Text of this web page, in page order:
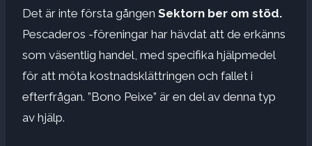
Det är inte första gången Sektorn ber om stöd.
Pescaderos -föreningar har hävdat att de erkänns
som väsentlig handel, med specifika hjälpmedel
för att möta kostnadsklättringen och fallet i
efterfrågan. ”Bono Peixe” är en del av denna typ
av hjälp.